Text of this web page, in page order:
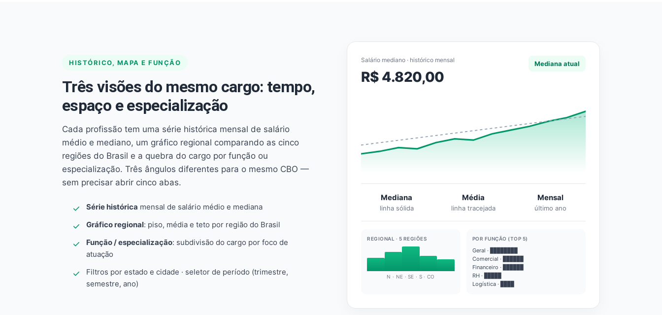
HISTÓRICO, MAPA E FUNÇÃO
Três visões do mesmo cargo: tempo,
espaço e especialização
Cada profissão tem uma série histórica mensal de salário
médio e mediano, um gráfico regional comparando as cinco
regiões do Brasil e a quebra do cargo por função ou
especialização. Três ângulos diferentes para o mesmo CBO —
sem precisar abrir cinco abas.
Série histórica mensal de salário médio e mediana
Gráfico regional: piso, média e teto por região do Brasil
Função / especialização: subdivisão do cargo por foco de
atuação
Filtros por estado e cidade · seletor de período (trimestre,
semestre, ano)
Salário mediano · histórico mensal
R$ 4.820,00
Mediana atual
Mediana
linha sólida
Média
linha tracejada
Mensal
último ano
REGIONAL · 5 REGIÕES
N · NE · SE · S · CO
POR FUNÇÃO (TOP 5)
Geral · ████████
Comercial · ██████
Financeiro · ██████
RH · █████
Logística · ████